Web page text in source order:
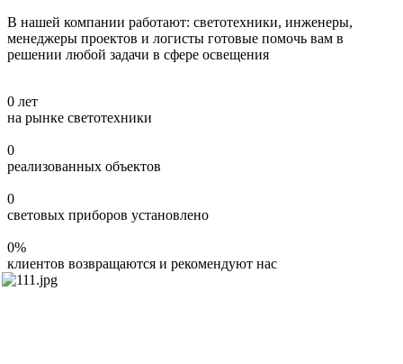
В нашей компании работают: светотехники, инженеры,
менеджеры проектов и логисты готовые помочь вам в
решении любой задачи в сфере освещения
0 лет
на рынке светотехники
0
реализованных объектов
0
световых приборов установлено
0%
клиентов возвращаются и рекомендуют нас